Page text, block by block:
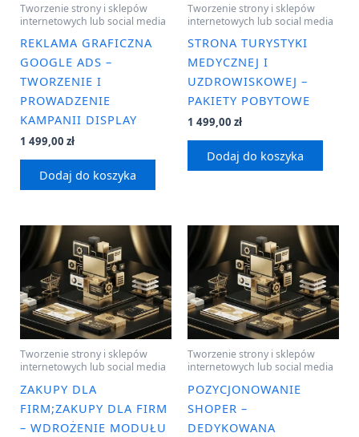
Tworzenie strony i sklepów
internetowych lub social media
REKLAMA GRAFICZNA
GOOGLE ADS –
TWORZENIE I
PROWADZENIE
KAMPANII DISPLAY
1 499,00 zł
Dodaj do koszyka
Tworzenie strony i sklepów
internetowych lub social media
STRONA TURYSTYKI
MEDYCZNEJ I
UZDROWISKOWEJ –
PAKIETY POBYTOWE
1 499,00 zł
Dodaj do koszyka
Tworzenie strony i sklepów
internetowych lub social media
ZAKUPY DLA
FIRM;ZAKUPY DLA FIRM
– WDROŻENIE MODUŁU
Tworzenie strony i sklepów
internetowych lub social media
POZYCJONOWANIE
SHOPER –
DEDYKOWANA